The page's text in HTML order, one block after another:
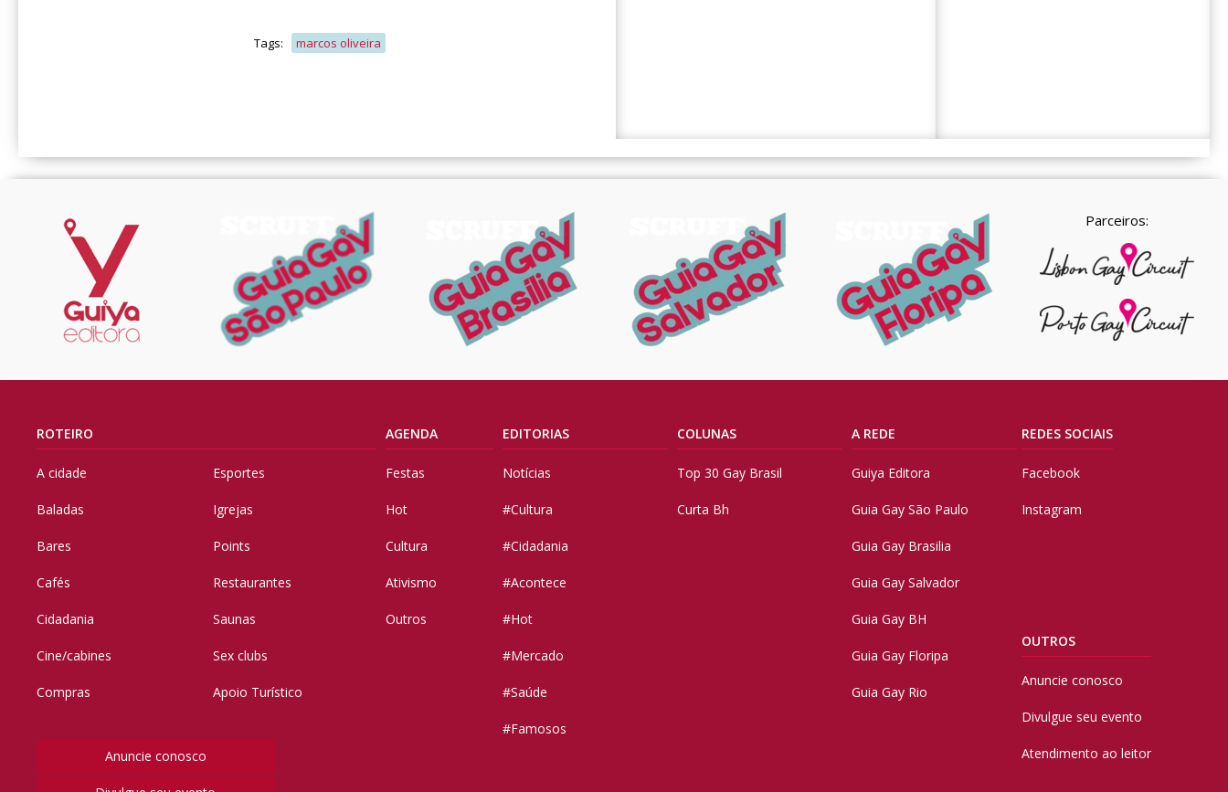
Tags: marcos oliveira
Parceiros:
ROTEIRO
A cidade
Baladas
Bares
Cafés
Cidadania
Cine/cabines
Compras
Esportes
Igrejas
Points
Restaurantes
Saunas
Sex clubs
Apoio Turístico
Anuncie conosco
AGENDA
Festas
Hot
Cultura
Ativismo
Outros
EDITORIAS
Notícias
#Cultura
#Cidadania
#Acontece
#Hot
#Mercado
#Saúde
#Famosos
COLUNAS
Top 30 Gay Brasil
Curta Bh
A REDE
Guiya Editora
Guia Gay São Paulo
Guia Gay Brasilia
Guia Gay Salvador
Guia Gay BH
Guia Gay Floripa
Guia Gay Rio
REDES SOCIAIS
Facebook
Instagram
OUTROS
Anuncie conosco
Divulgue seu evento
Atendimento ao leitor